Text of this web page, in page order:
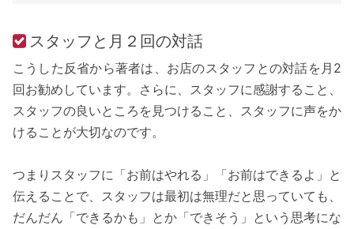
スタッフと月２回の対話
こうした反省から著者は、お店のスタッフとの対話を月2
回お勧めしています。さらに、スタッフに感謝すること、
スタッフの良いところを見つけること、スタッフに声をか
けることが大切なのです。
つまりスタッフに「お前はやれる」「お前はできるよ」と
伝えることで、スタッフは最初は無理だと思っていても、
だんだん「できるかも」とか「できそう」という思考にな